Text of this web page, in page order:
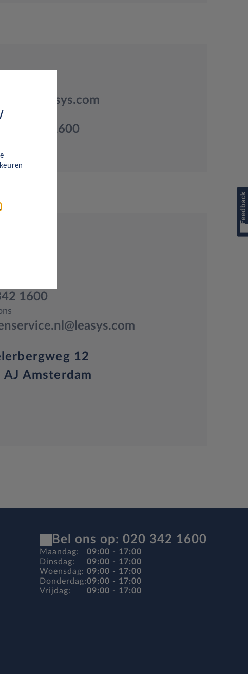
342 1600
1600
12
AJ Amsterdam
Feedback
Bel ons op: 020 342 1600
Maandag:
Dinsdag:
Woensdag:
Donderdag:
Vrijdag:
09:00 - 17:00
09:00 - 17:00
09:00 - 17:00
09:00 - 17:00
09:00 - 17:00
.